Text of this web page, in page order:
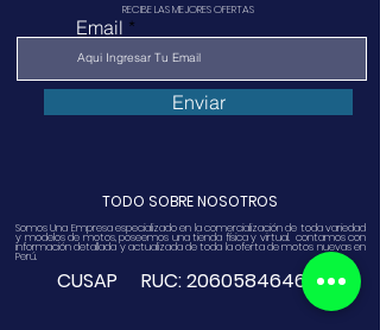
RECIBE LAS MEJORES OFERTAS
Email
Enviar
TODO SOBRE NOSOTROS
Somos Una Empresa especializado en la comercialización de toda variedad
y modelos de motos, poseemos una tienda física y virtual. contamos con
información detallada y actualizada de toda la oferta de motos nuevas en
Perú.
CUSAP RUC:20605846468